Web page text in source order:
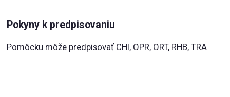
Pokyny k predpisovaniu
Pomôcku môže predpisovať CHI, OPR, ORT, RHB, TRA